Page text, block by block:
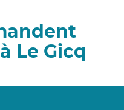
Le Gicq